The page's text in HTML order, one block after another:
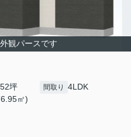
観パースです
坪
㎡)
間取り 4LDK